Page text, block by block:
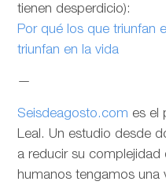
tienen desperdicio):
Por qué los que triunfan
triunfan en la vida
—
Seisdeagosto.com es el
Leal. Un estudio desde
a reducir su complejidad
humanos tengamos una